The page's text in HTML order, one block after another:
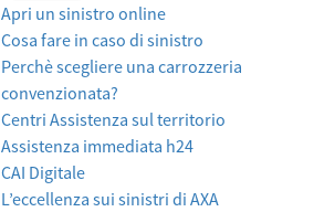
Apri un sinistro online
Cosa fare in caso di sinistro
Perchè scegliere una carrozzeria
convenzionata?
Centri Assistenza sul territorio
Assistenza immediata h24
CAI Digitale
L’eccellenza sui sinistri di AXA